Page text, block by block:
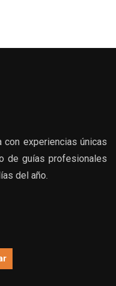
experiencias únicas
de guías profesionales
del año.